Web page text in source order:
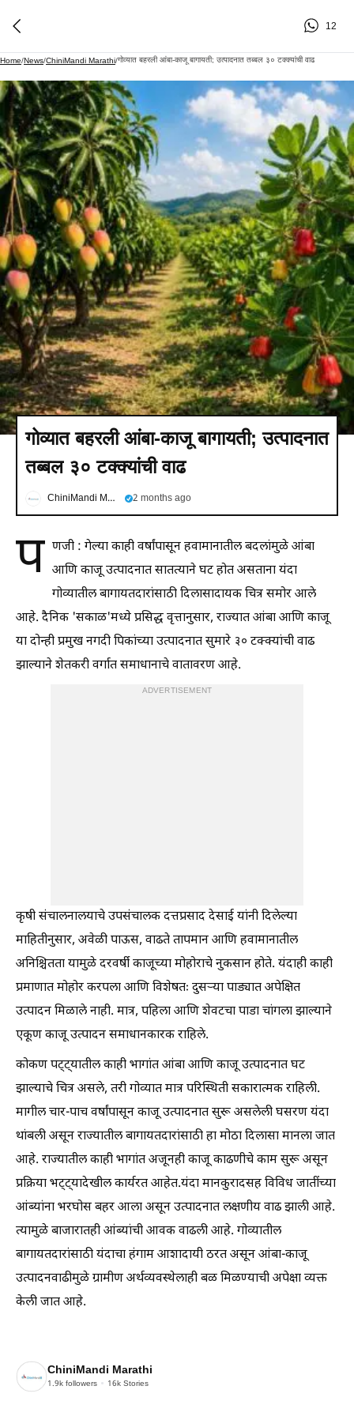
12
Home/News/ChiniMandi Marathi/गोव्यात बहरली आंबा-काजू बागायती; उत्पादनात तब्बल ३० टक्क्यांची वाढ
गोव्यात बहरली आंबा-काजू बागायती; उत्पादनात
तब्बल ३० टक्क्यांची वाढ
ChiniMandi Marathi 2 months ago
प णजी : गेल्या काही वर्षांपासून हवामानातील बदलांमुळे आंबा
आणि काजू उत्पादनात सातत्याने घट होत असताना यंदा
गोव्यातील बागायतदारांसाठी दिलासादायक चित्र समोर आले
आहे. दैनिक 'सकाळ'मध्ये प्रसिद्ध वृत्तानुसार, राज्यात आंबा आणि काजू
या दोन्ही प्रमुख नगदी पिकांच्या उत्पादनात सुमारे ३० टक्क्यांची वाढ
झाल्याने शेतकरी वर्गात समाधानाचे वातावरण आहे.
ADVERTISEMENT
कृषी संचालनालयाचे उपसंचालक दत्तप्रसाद देसाई यांनी दिलेल्या
माहितीनुसार, अवेळी पाऊस, वाढते तापमान आणि हवामानातील
अनिश्चितता यामुळे दरवर्षी काजूच्या मोहोराचे नुकसान होते. यंदाही काही
प्रमाणात मोहोर करपला आणि विशेषतः दुसऱ्या पाड्यात अपेक्षित
उत्पादन मिळाले नाही. मात्र, पहिला आणि शेवटचा पाडा चांगला झाल्याने
एकूण काजू उत्पादन समाधानकारक राहिले.
कोकण पट्ट्यातील काही भागांत आंबा आणि काजू उत्पादनात घट
झाल्याचे चित्र असले, तरी गोव्यात मात्र परिस्थिती सकारात्मक राहिली.
मागील चार-पाच वर्षांपासून काजू उत्पादनात सुरू असलेली घसरण यंदा
थांबली असून राज्यातील बागायतदारांसाठी हा मोठा दिलासा मानला जात
आहे. राज्यातील काही भागांत अजूनही काजू काढणीचे काम सुरू असून
प्रक्रिया भट्ट्यादेखील कार्यरत आहेत.यंदा मानकुरादसह विविध जातींच्या
आंब्यांना भरघोस बहर आला असून उत्पादनात लक्षणीय वाढ झाली आहे.
त्यामुळे बाजारातही आंब्यांची आवक वाढली आहे. गोव्यातील
बागायतदारांसाठी यंदाचा हंगाम आशादायी ठरत असून आंबा-काजू
उत्पादनवाढीमुळे ग्रामीण अर्थव्यवस्थेलाही बळ मिळण्याची अपेक्षा व्यक्त
केली जात आहे.
ChiniMandi Marathi
1.9k followers 16k Stories